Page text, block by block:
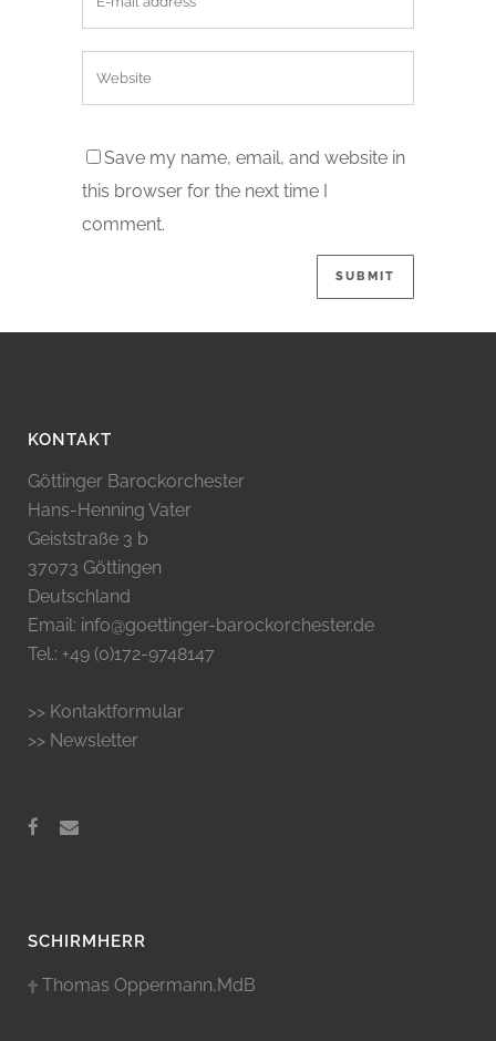
Save my name, email, and website in
this browser for the next time I
comment.
KONTAKT
Göttinger Barockorchester
Hans-Henning Vater
Geiststraße 3 b
37073 Göttingen
Deutschland
Email: info@goettinger-barockorchester.de
Tel.: +49 (0)172-9748147
>> Kontaktformular
>> Newsletter
SCHIRMHERR
Thomas Oppermann,MdB